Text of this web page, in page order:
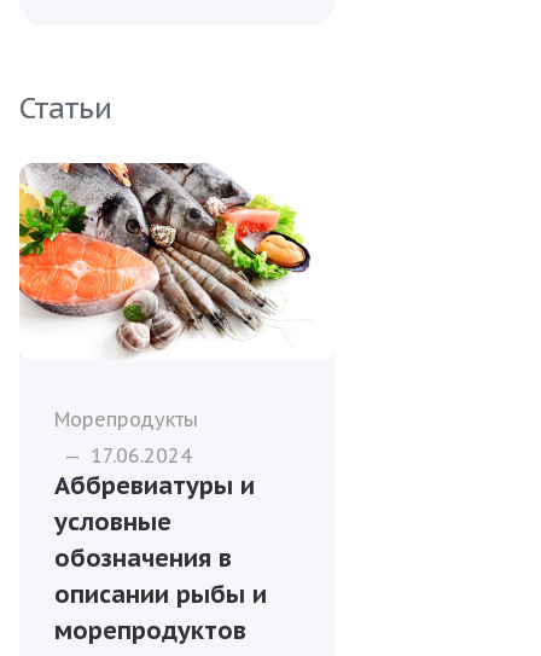
Статьи
Морепродукты
— 17.06.2024
Аббревиатуры и
условные
обозначения в
описании рыбы и
морепродуктов